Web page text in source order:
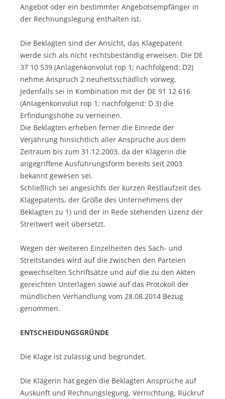
Angebot oder ein bestimmter Angebotsempfänger in
der Rechnungslegung enthalten ist.
Die Beklagten sind der Ansicht, das Klagepatent
werde sich als nicht rechtsbeständig erweisen. Die DE
37 10 539 (Anlagenkonvolut rop 1; nachfolgend: D2)
nehme Anspruch 2 neuheitsschädlich vorweg.
Jedenfalls sei in Kombination mit der DE 91 12 616
(Anlagenkonvolut rop 1; nachfolgend: D 3) die
Erfindungshöhe zu verneinen.
Die Beklagten erheben ferner die Einrede der
Verjährung hinsichtlich aller Ansprüche aus dem
Zeitraum bis zum 31.12.2003, da der Klägerin die
angegriffene Ausführungsform bereits seit 2003
bekannt gewesen sei.
Schließlich sei angesichts der kurzen Restlaufzeit des
Klagepatents, der Größe des Unternehmens der
Beklagten zu 1) und der in Rede stehenden Lizenz der
Streitwert weit übersetzt.
Wegen der weiteren Einzelheiten des Sach- und
Streitstandes wird auf die zwischen den Parteien
gewechselten Schriftsätze und auf die zu den Akten
gereichten Unterlagen sowie auf das Protokoll der
mündlichen Verhandlung vom 28.08.2014 Bezug
genommen.
ENTSCHEIDUNGSGRÜNDE
Die Klage ist zulässig und begründet.
Die Klägerin hat gegen die Beklagten Ansprüche auf
Auskunft und Rechnungslegung, Vernichtung, Rückruf